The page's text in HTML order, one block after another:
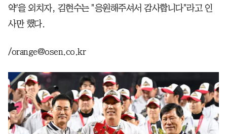
약'을 외치자, 김현수는 "응원해주셔서 감사합니다"라고 인
사만 했다.
/orange@osen.co.kr